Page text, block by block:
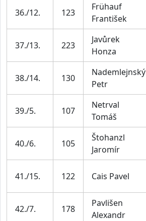
36./12. 123
Frühauf
František
37./13. 223
Javůrek
Honza
38./14. 130
Nademlejnský
Petr
39./5. 107
Netrval
Tomáš
40./6. 105
Štohanzl
Jaromír
41./15. 122 Cais Pavel
42./7. 178
Pavlišen
Alexandr